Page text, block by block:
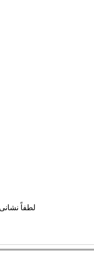
لطفاً